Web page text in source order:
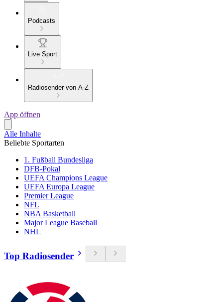
Podcasts
Live Sport
Radiosender von A-Z
App öffnen
Alle Inhalte
Beliebte Sportarten
1. Fußball Bundesliga
DFB-Pokal
UEFA Champions League
UEFA Europa League
Premier League
NFL
NBA Basketball
Major League Baseball
NHL
Top Radiosender